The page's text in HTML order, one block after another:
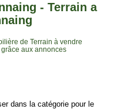
- Terrain a
de Terrain à vendre
aux annonces
dans la catégorie pour le